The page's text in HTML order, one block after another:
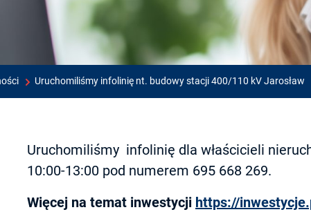
Uruchomiliśmy infolinię nt. budowy stacji 400/110 kV Jarosław
Uruchomiliśmy infolinię dla właścicieli
10:00-13:00 pod numerem 695 668 269.
Więcej na temat inwestycji https://